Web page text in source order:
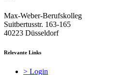
Max-Weber-Berufskolleg
Suitbertusstr. 163-165
40223 Düsseldorf
Relevante Links
> Login